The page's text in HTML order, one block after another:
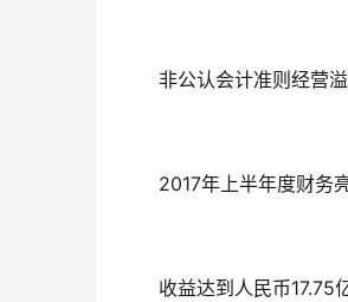
非公认会计准则经营
2017年上半年度财务
收益达到人民币17.75